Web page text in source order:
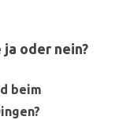
oder nein?
beim